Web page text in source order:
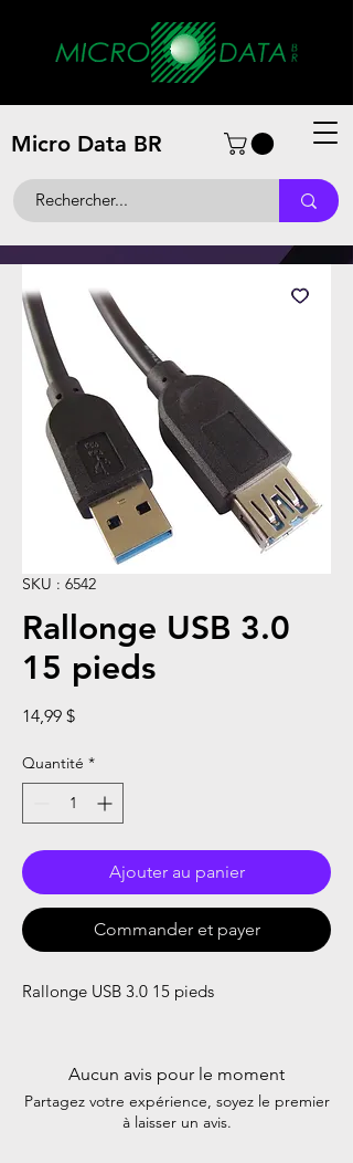
Micro Data BR
SKU : 6542
Rallonge USB 3.0
15 pieds
14,99 $Prix
Quantité *
Ajouter au panier
Commander et payer
Rallonge USB 3.0 15 pieds
Aucun avis pour le moment
Partagez votre expérience, soyez le premier
à laisser un avis.